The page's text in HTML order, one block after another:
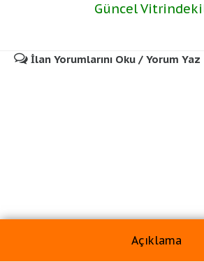
Güncel
İlan Yorumlarını Oku / Yorum Yaz
Açıklama